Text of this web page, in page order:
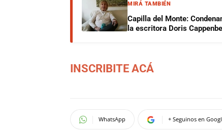
MIRÁ TAMBIÉN
Capilla del Monte:
la escritora Doris
INSCRIBITE ACÁ
WhatsApp + Seguinos en